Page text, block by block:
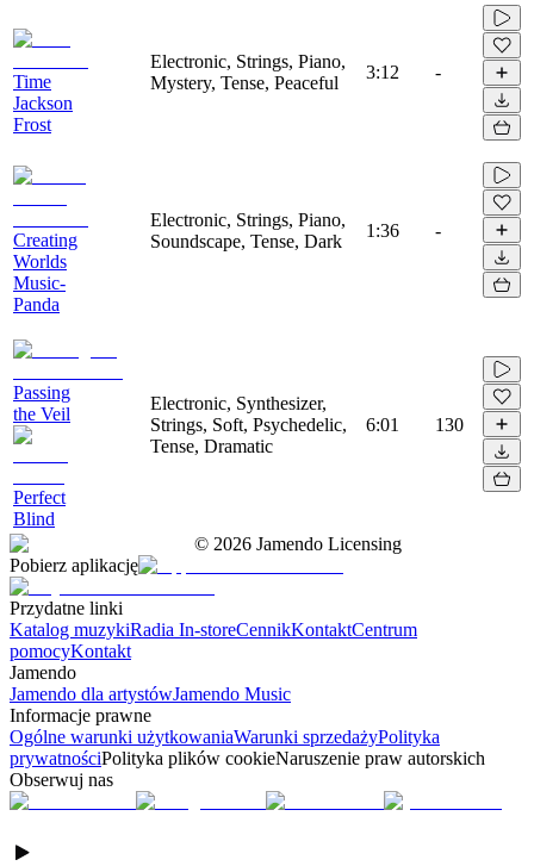
Time
Jackson
Frost
Electronic, Strings, Piano,
Mystery, Tense, Peaceful
3:12 -
Creating
Worlds
Music-
Panda
Electronic, Strings, Piano,
Soundscape, Tense, Dark
1:36 -
Passing
the Veil
Perfect
Blind
Electronic, Synthesizer,
Strings, Soft, Psychedelic,
Tense, Dramatic
6:01 130
© 2026 Jamendo Licensing
Pobierz aplikację
Przydatne linki
Katalog muzykiRadia In-storeCennikKontaktCentrum
pomocyKontakt
Jamendo
Jamendo dla artystówJamendo Music
Informacje prawne
Ogólne warunki użytkowaniaWarunki sprzedażyPolityka
prywatnościPolityka plików cookieNaruszenie praw autorskich
Obserwuj nas